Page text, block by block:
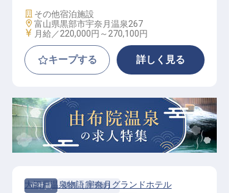
施設業態
その他宿泊施設
勤務地
富山県黒部市宇奈月温泉267
給与
月給／220,000円～ 270,100円
キープする 詳しく見る
正社員
調理（調理師）
大江戸温泉物語 宇奈月グランドホテル